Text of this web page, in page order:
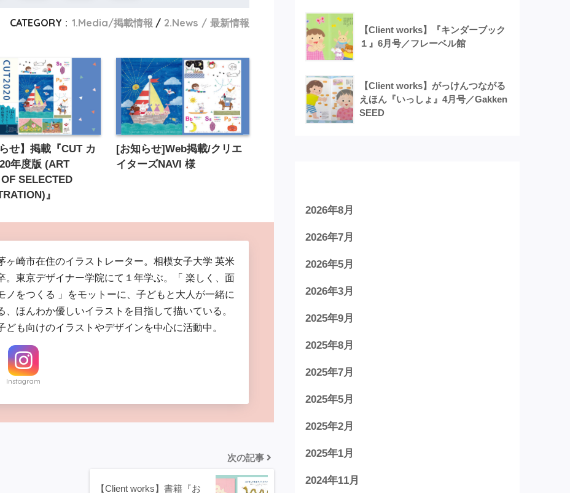
CATEGORY : 1.Media/掲載情報 2.News / 最新情報
らせ】掲載『CUT カ
年度版 (ART
SELECTED
』
[お知らせ]Web掲載/クリエ
イターズNAVI 様
ヶ崎市在住のイラストレーター。相模女子大学 英米
。東京デザイナー学院にて１年学ぶ。「 楽しく、面
ノをつくる 」をモットーに、子どもと大人が一緒に
、ほんわか優しいイラストを目指して描いている。
ども向けのイラストやデザインを中心に活動中。
Instagram
次の記事
【Client works】書籍『お
【Client works】『キンダーブック
１』6月号／フレーベル館
【Client works】がっけんつながる
えほん『いっしょ』4月号／Gakken
SEED
2026年8月
2026年7月
2026年5月
2026年3月
2025年9月
2025年8月
2025年7月
2025年5月
2025年2月
2025年1月
2024年11月